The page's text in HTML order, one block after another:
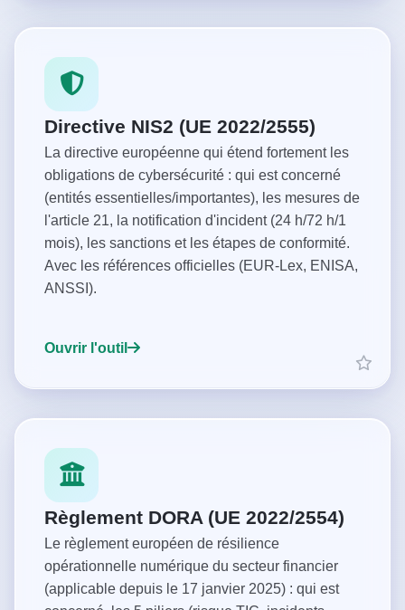
Directive NIS2 (UE 2022/2555)
La directive européenne qui étend fortement les
obligations de cybersécurité : qui est concerné
(entités essentielles/importantes), les mesures de
l'article 21, la notification d'incident (24 h/72 h/1
mois), les sanctions et les étapes de conformité.
Avec les références officielles (EUR-Lex, ENISA,
ANSSI).
Ouvrir l'outil
Règlement DORA (UE 2022/2554)
Le règlement européen de résilience
opérationnelle numérique du secteur financier
(applicable depuis le 17 janvier 2025) : qui est